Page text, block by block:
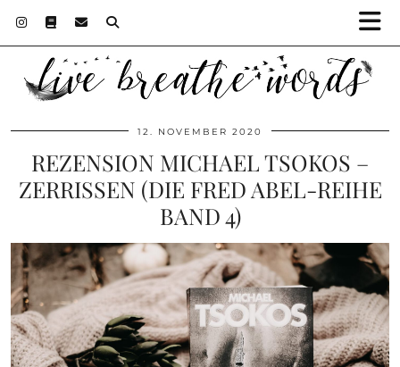
12. NOVEMBER 2020
REZENSION MICHAEL TSOKOS –
ZERRISSEN (DIE FRED ABEL-REIHE
BAND 4)